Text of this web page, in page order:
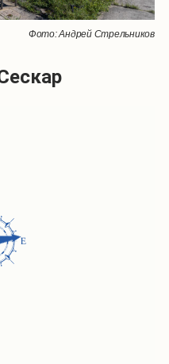
Фото: Андрей Стрельников